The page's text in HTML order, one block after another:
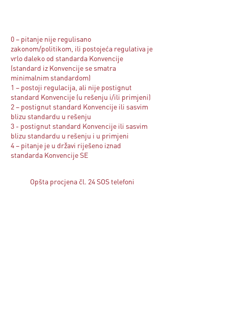
0 – pitanje nije regulisano
zakonom/politikom, ili postojeća regulativa je
vrlo daleko od standarda Konvencije
(standard iz Konvencije se smatra
minimalnim standardom)
1 – postoji regulacija, ali nije postignut
standard Konvencije (u rešenju i/ili primjeni)
2 – postignut standard Konvencije ili sasvim
blizu standardu u rešenju
3 - postignut standard Konvencije ili sasvim
blizu standardu u rešenju i u primjeni
4 – pitanje je u državi riješeno iznad
standarda Konvencije SE
Opšta procjena čl. 24 SOS telefoni